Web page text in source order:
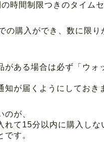
時間制限つきのタイムセ
の購入ができ、数に限り
がある場合は必ず「ウォ
知が届くようにしておき
のが、
れて15分以内に購入しな
です。